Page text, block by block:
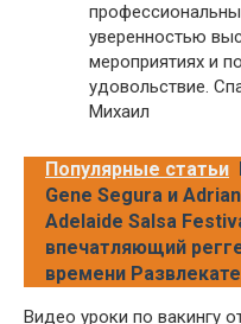
уверенностью
мероприятиях и
удовольствие.
Михаил
Популярные статьи
Gene Segura и
Adelaide Salsa
впечатляющий
времени
Видео уроки по вакингу